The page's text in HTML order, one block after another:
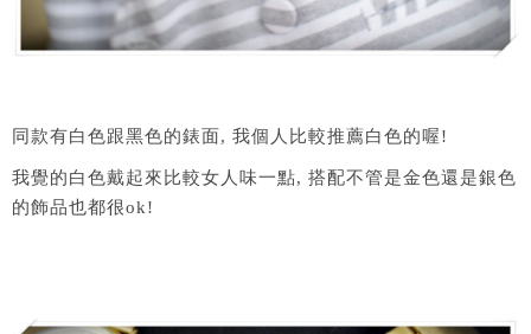
同款有白色跟黑色的錶面, 我個人比較推薦白色的喔!
我覺的白色戴起來比較女人味一點, 搭配不管是金色還是銀色
的飾品也都很ok!